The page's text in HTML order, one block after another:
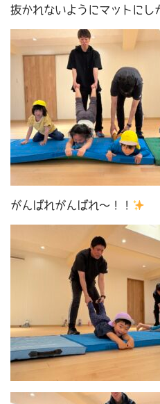
抜かれないようにマットにし
がんばれがんばれ～！！